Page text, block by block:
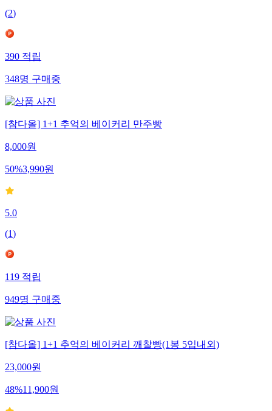
(2)
390적립
348명구매중
[참다올] 1+1 추억의 베이커리 만주빵
8,000원
50%3,990원
5.0
(1)
119적립
949명구매중
[참다올] 1+1 추억의 베이커리 깨찰빵(1봉 5입내외)
23,000원
48%11,900원